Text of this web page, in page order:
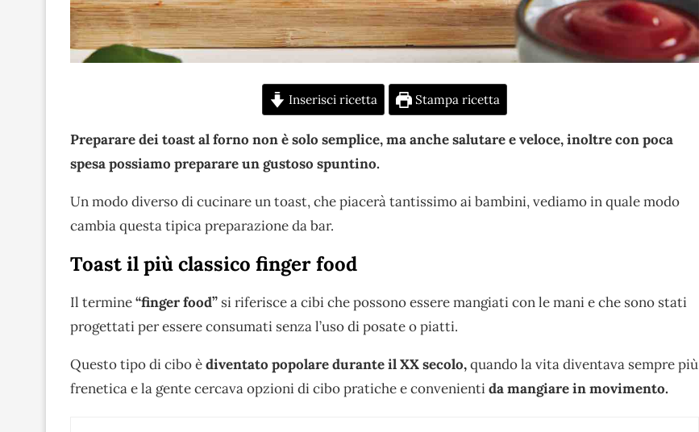
Inserisci ricetta Stampa ricetta
Preparare dei toast al forno non è solo semplice, ma anche salutare e veloce, inoltre con poca
spesa possiamo preparare un gustoso spuntino.
Un modo diverso di cucinare un toast, che piacerà tantissimo ai bambini, vediamo in quale modo
cambia questa tipica preparazione da bar.
Toast il più classico finger food
Il termine“finger food” si riferisce a cibi che possono essere mangiati con le mani e che sono stati
progettati per essere consumati senza l’uso di posate o piatti.
Questo tipo di cibo èdiventato popolare durante il XX secolo,quando la vita diventava sempre più
frenetica e la gente cercava opzioni di cibo pratiche e convenientida mangiare in movimento.